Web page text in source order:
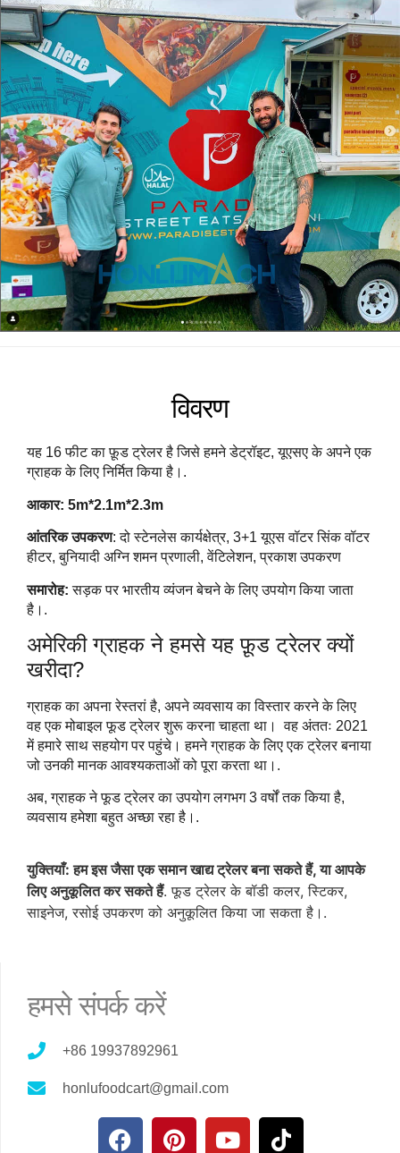
विवरण
यह 16 फीट का फ़ूड ट्रेलर है जिसे हमने डेट्रॉइट, यूएसए के अपने एक
ग्राहक के लिए निर्मित किया है।.
आकार: 5m*2.1m*2.3m
आंतरिक उपकरण: दो स्टेनलेस कार्यक्षेत्र, 3+1 यूएस वॉटर सिंक वॉटर
हीटर, बुनियादी अग्नि शमन प्रणाली, वेंटिलेशन, प्रकाश उपकरण
समारोह: सड़क पर भारतीय व्यंजन बेचने के लिए उपयोग किया जाता
है।.
अमेरिकी ग्राहक ने हमसे यह फ़ूड ट्रेलर क्यों
खरीदा?
ग्राहक का अपना रेस्तरां है, अपने व्यवसाय का विस्तार करने के लिए
वह एक मोबाइल फूड ट्रेलर शुरू करना चाहता था। वह अंततः 2021
में हमारे साथ सहयोग पर पहुंचे। हमने ग्राहक के लिए एक ट्रेलर बनाया
जो उनकी मानक आवश्यकताओं को पूरा करता था।.
अब, ग्राहक ने फूड ट्रेलर का उपयोग लगभग 3 वर्षों तक किया है,
व्यवसाय हमेशा बहुत अच्छा रहा है।.
युक्तियाँ: हम इस जैसा एक समान खाद्य ट्रेलर बना सकते हैं, या आपके
लिए अनुकूलित कर सकते हैं. फूड ट्रेलर के बॉडी कलर, स्टिकर,
साइनेज, रसोई उपकरण को अनुकूलित किया जा सकता है।.
हमसे संपर्क करें
+86 19937892961
honlufoodcart@gmail.com